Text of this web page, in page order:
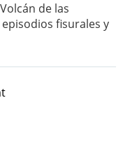
de las
fisurales y